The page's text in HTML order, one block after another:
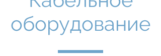
оборудование